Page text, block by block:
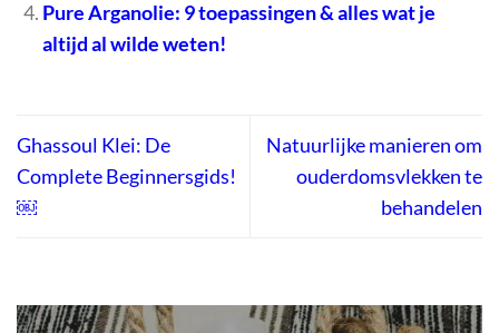
Pure Arganolie: 9 toepassingen & alles wat je
altijd al wilde weten!
Ghassoul Klei: De
Complete Beginnersgids!
￼
Natuurlijke manieren om
ouderdomsvlekken te
behandelen